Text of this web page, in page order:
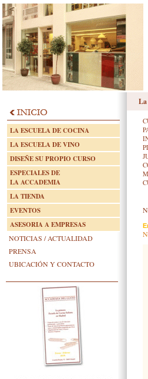
LA ESCUELA DE COCINA
LA ESCUELA DE VINO
DISEÑE SU PROPIO CURSO
ESPECIALES DE
LA ACCADEMIA
LA TIENDA
EVENTOS
ASESORIA A EMPRESAS
NOTICIAS / ACTUALIDAD
PRENSA
UBICACIÓN Y CONTACTO
La